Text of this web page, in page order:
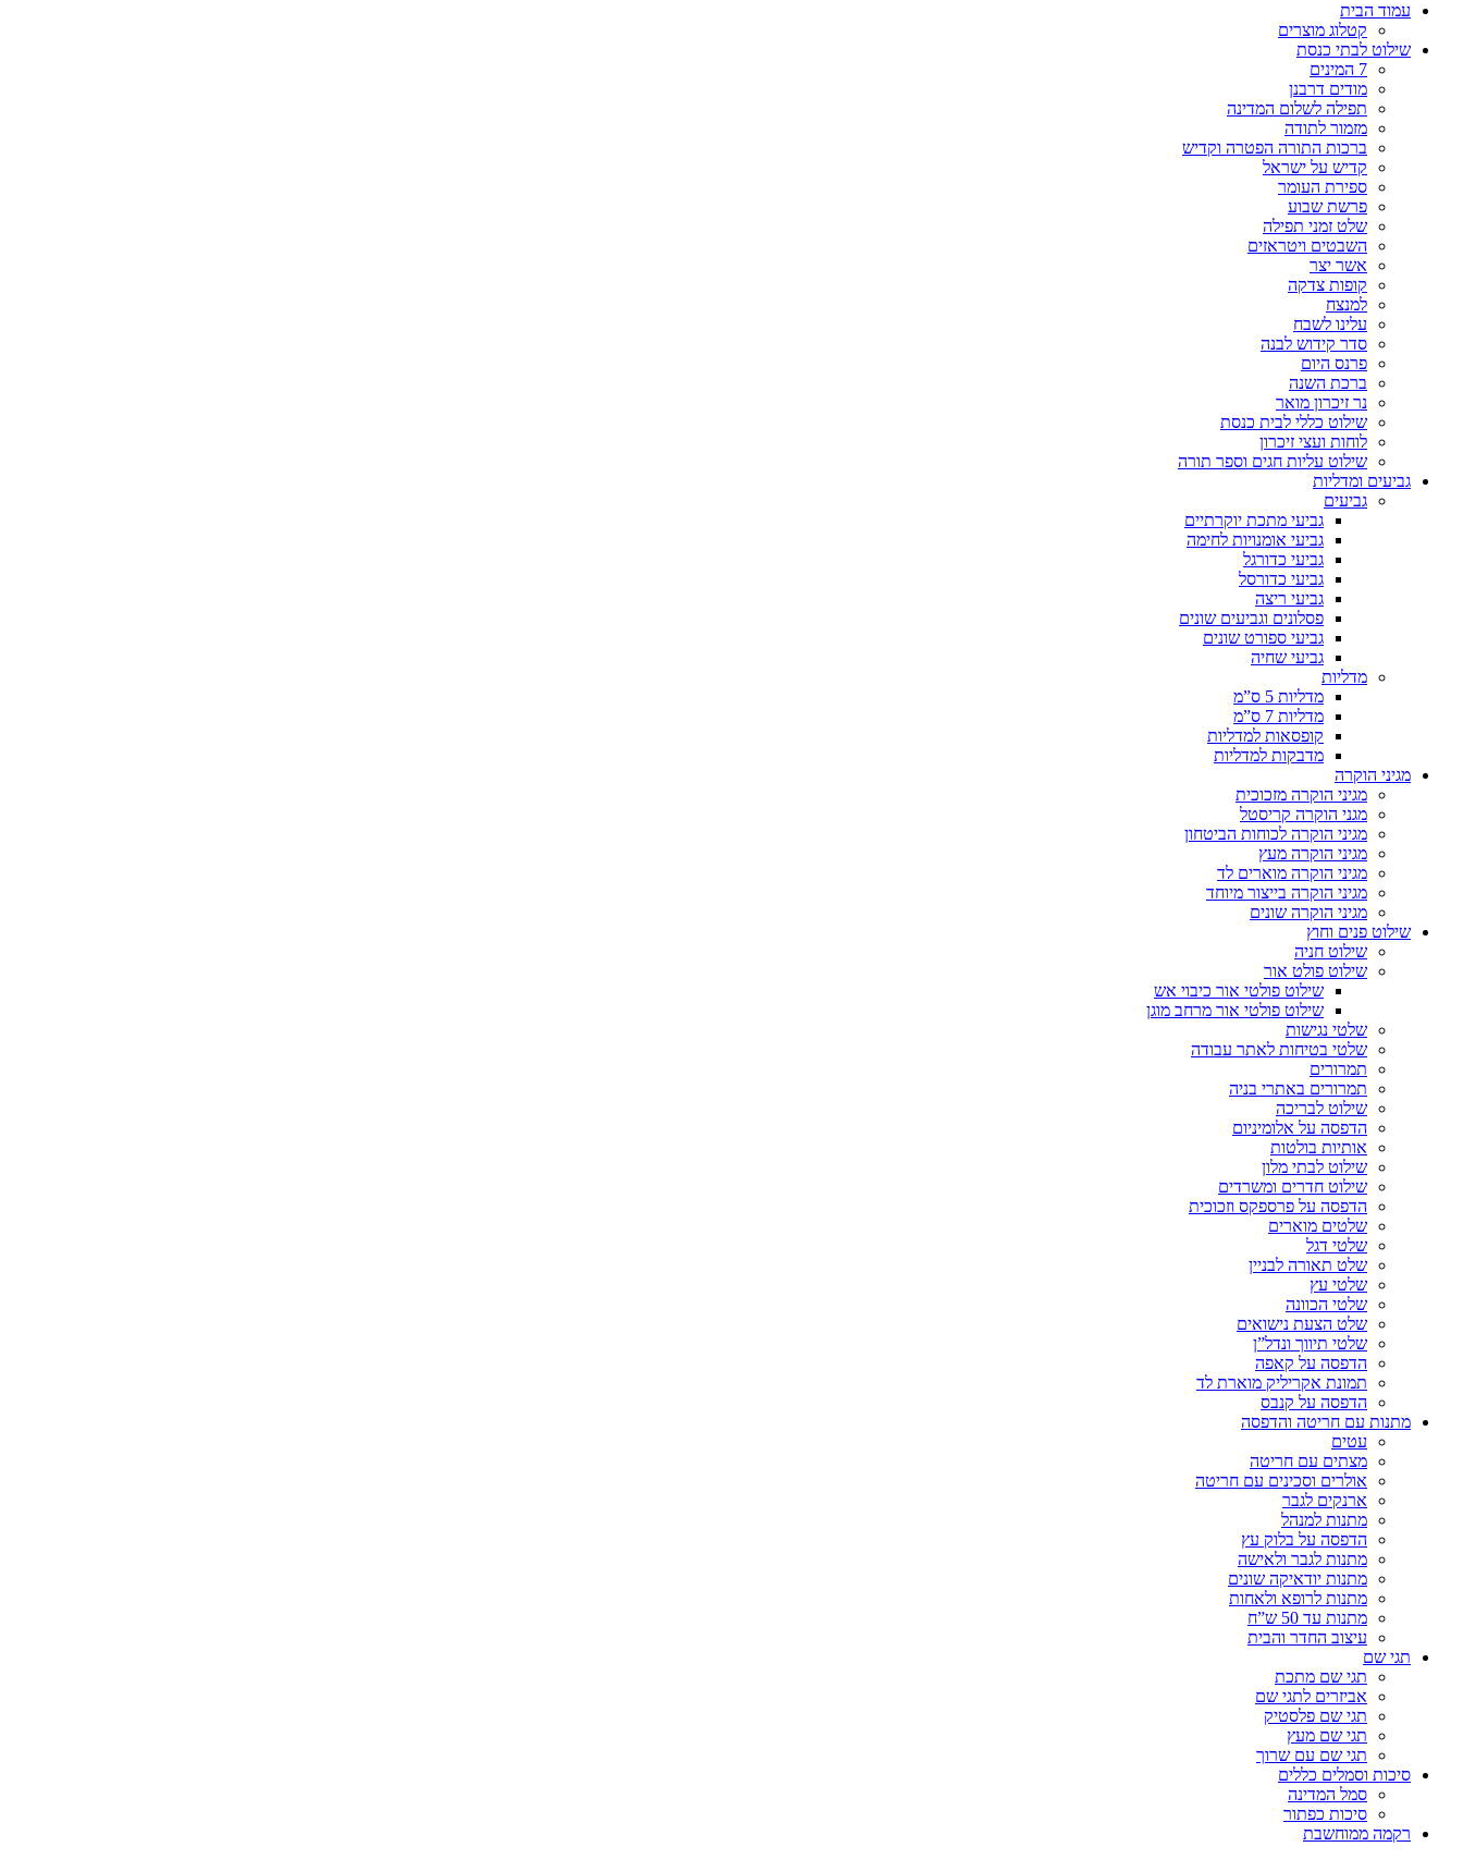
עמוד הבית
קטלוג מוצרים
שילוט לבתי כנסת
7 המינים
מודים דרבנן
תפילה לשלום המדינה
מזמור לתודה
ברכות התורה הפטרה וקדיש
קדיש על ישראל
ספירת העומר
פרשת שבוע
שלט זמני תפילה
השבטים ויטראזים
אשר יצר
קופות צדקה
למנצח
עלינו לשבח
סדר קידוש לבנה
פרנס היום
ברכת השנה
נר זיכרון מואר
שילוט כללי לבית כנסת
לוחות ועצי זיכרון
שילוט עליות חגים וספר תורה
גביעים ומדליות
גביעים
גביעי מתכת יוקרתיים
גביעי אומנויות לחימה
גביעי כדורגל
גביעי כדורסל
גביעי ריצה
פסלונים וגביעים שונים
גביעי ספורט שונים
גביעי שחיה
מדליות
מדליות 5 ס”מ
מדליות 7 ס”מ
קופסאות למדליות
מדבקות למדליות
מגיני הוקרה
מגיני הוקרה מזכוכית
מגני הוקרה קריסטל
מגיני הוקרה לכוחות הביטחון
מגיני הוקרה מעץ
מגיני הוקרה מוארים לד
מגיני הוקרה בייצור מיוחד
מגיני הוקרה שונים
שילוט פנים וחוץ
שילוט חניה
שילוט פולט אור
שילוט פולטי אור כיבוי אש
שילוט פולטי אור מרחב מוגן
שלטי נגישות
שלטי בטיחות לאתר עבודה
תמרורים
תמרורים באתרי בניה
שילוט לבריכה
הדפסה על אלומיניום
אותיות בולטות
שילוט לבתי מלון
שילוט חדרים ומשרדים
הדפסה על פרספקס וזכוכית
שלטים מוארים
שלטי דגל
שלט תאורה לבניין
שלטי עץ
שלטי הכוונה
שלט הצעת נישואים
שלטי תיווך ונדל”ן
הדפסה על קאפה
תמונת אקריליק מוארת לד
הדפסה על קנבס
מתנות עם חריטה והדפסה
עטים
מצתים עם חריטה
אולרים וסכינים עם חריטה
ארנקים לגבר
מתנות למנהל
הדפסה על בלוק עץ
מתנות לגבר ולאישה
מתנות יודאיקה שונים
מתנות לרופא ולאחות
מתנות עד 50 ש”ח
עיצוב החדר והבית
תגי שם
תגי שם מתכת
אביזרים לתגי שם
תגי שם פלסטיק
תגי שם מעץ
תגי שם עם שרוך
סיכות וסמלים כללים
סמל המדינה
סיכות כפתור
רקמה ממוחשבת